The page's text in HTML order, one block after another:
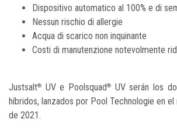
Dispositivo automatico al 100% e di
Nessun rischio di allergie
Acqua di scarico non inquinante
Costi di manutenzione notevolmente
Justsalt® UV e Poolsquad®
UV serán los
híbridos, lanzados por Pool Technologie en
de 2021.